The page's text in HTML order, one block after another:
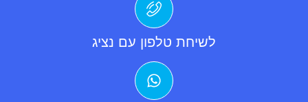
לשיחת טלפון עם נציג